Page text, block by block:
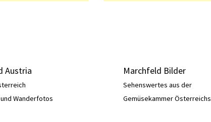
Austria
Wanderfotos
Marchfeld Bilder
Sehenswertes aus der
Gemüsekammer Österreichs